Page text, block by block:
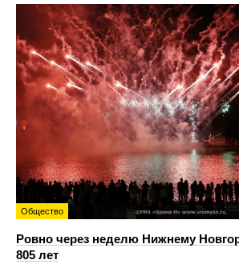
Общество
Ровно через неделю Нижнему
805 лет